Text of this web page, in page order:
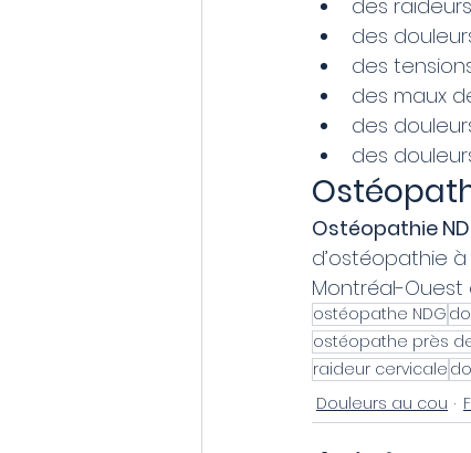
des
des
des
des maux
des
des
Ostéopathie
d’ostéopathie
Montréal-
ostéopathe NDG
ostéopathe près
raideur cervicale
Douleurs au cou